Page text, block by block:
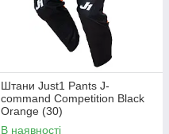
Штани Just1 Pants J-
command Competition Black
Orange (30)
В наявності